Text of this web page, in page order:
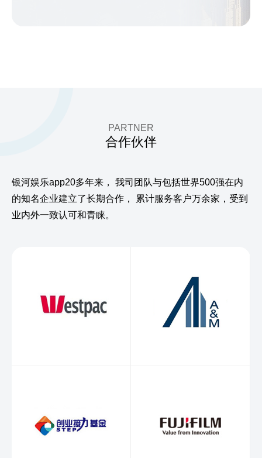
PARTNER
合作伙伴
银河娱乐app20多年来，
我司团队与包括世界500强在内
的知名企业建立了长期合作，
累计服务客户万余家，受到
业内外一致认可和青睐。